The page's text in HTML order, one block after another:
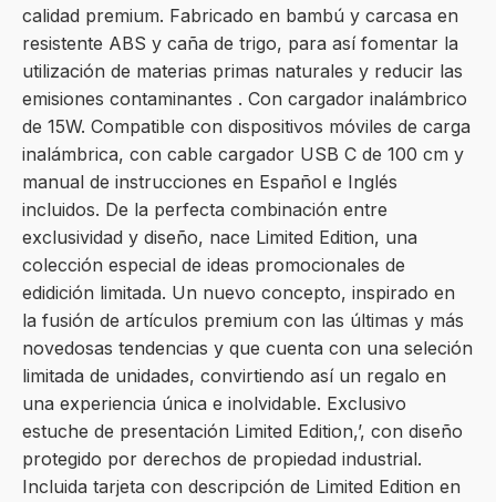
calidad premium. Fabricado en bambú y carcasa en
resistente ABS y caña de trigo, para así fomentar la
utilización de materias primas naturales y reducir las
emisiones contaminantes . Con cargador inalámbrico
de 15W. Compatible con dispositivos móviles de carga
inalámbrica, con cable cargador USB C de 100 cm y
manual de instrucciones en Español e Inglés
incluidos. De la perfecta combinación entre
exclusividad y diseño, nace Limited Edition, una
colección especial de ideas promocionales de
edidición limitada. Un nuevo concepto, inspirado en
la fusión de artículos premium con las últimas y más
novedosas tendencias y que cuenta con una seleción
limitada de unidades, convirtiendo así un regalo en
una experiencia única e inolvidable. Exclusivo
estuche de presentación Limited Edition,’, con diseño
protegido por derechos de propiedad industrial.
Incluida tarjeta con descripción de Limited Edition en